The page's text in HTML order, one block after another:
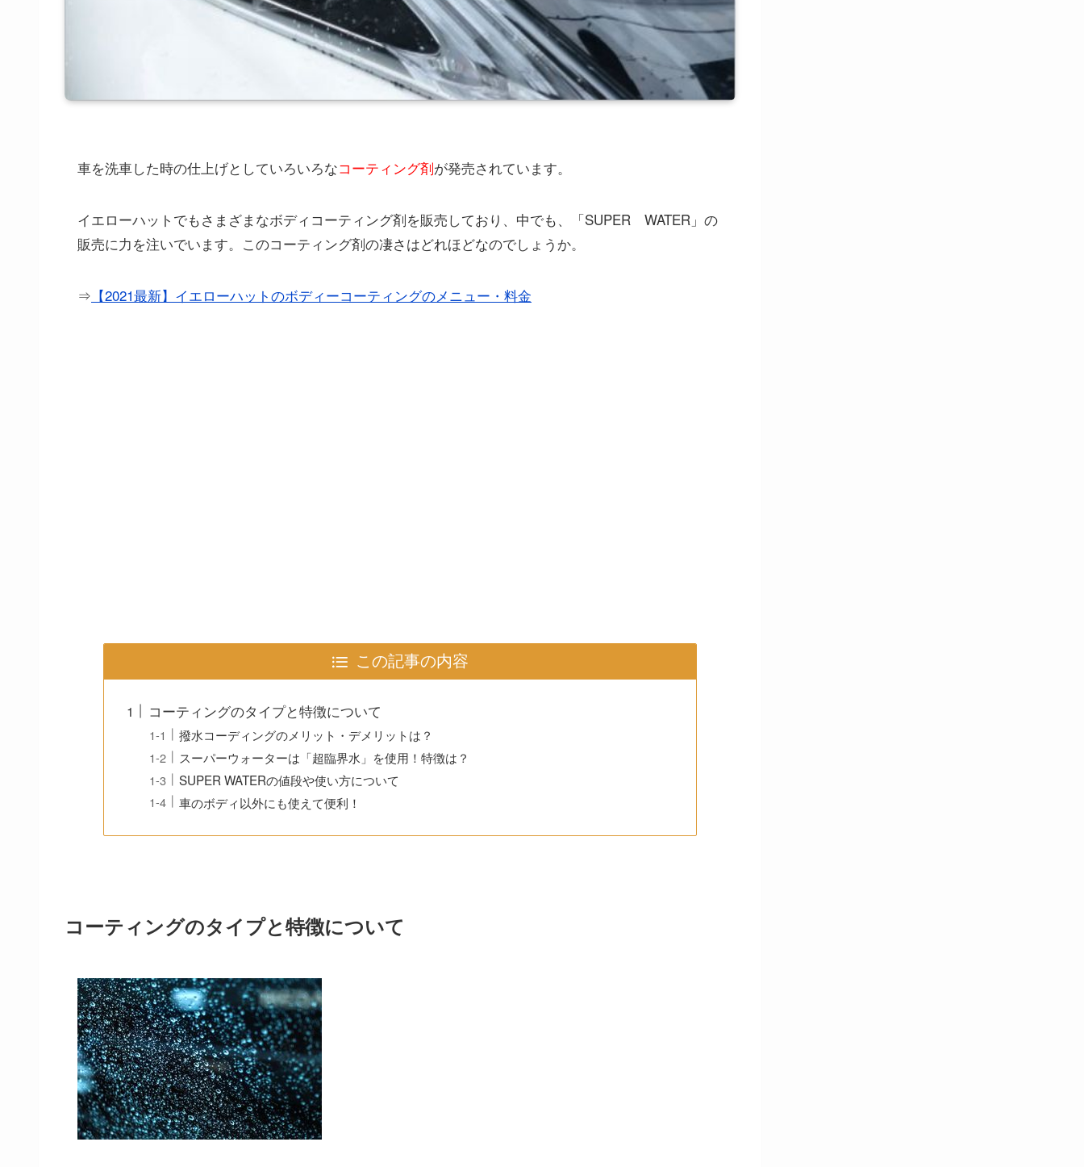
車を洗車した時の仕上げとしていろいろなコーティング剤が発売されています。
イエローハットでもさまざまなボディコーティング剤を販売しており、中でも、 「SUPER WATER」 の
販売に力を注いでいます。このコーティング剤の凄さはどれほどなのでしょうか。
⇒ 【2021最新】イエローハットのボディーコーティングのメニュー・料金
この記事の内容
コーティングのタイプと特徴について
撥水コーディングのメリット・デメリットは？
スーパーウォーターは「超臨界水」を使用！特徴は？
SUPER WATERの値段や使い方について
車のボディ以外にも使えて便利！
コーティングのタイプと特徴について